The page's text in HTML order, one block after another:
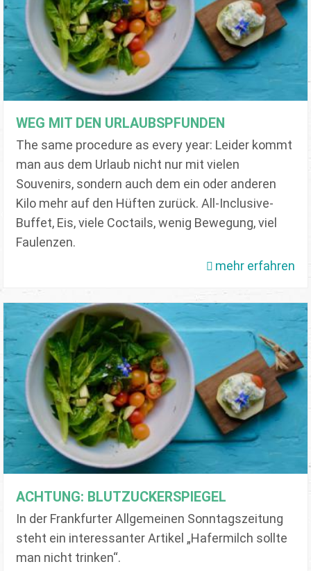
WEG MIT DEN URLAUBSPFUNDEN
The same procedure as every year: Leider kommt
man aus dem Urlaub nicht nur mit vielen
Souvenirs, sondern auch dem ein oder anderen
Kilo mehr auf den Hüften zurück. All-Inclusive-
Buffet, Eis, viele Coctails, wenig Bewegung, viel
Faulenzen.
mehr erfahren
ACHTUNG: BLUTZUCKERSPIEGEL
In der Frankfurter Allgemeinen Sonntagszeitung
steht ein interessanter Artikel „Hafermilch sollte
man nicht trinken“.